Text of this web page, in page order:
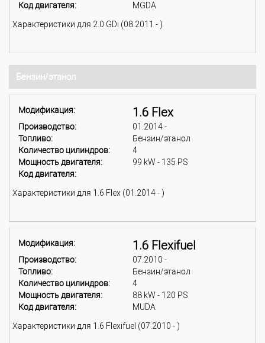
Код двигателя:
MGDA
Характеристики для 2.0 GDi (08.2011 - )
Бензин/этанол
Модификация: 1.6 Flex
Производство:
01.2014 -
Топливо:
Бензин/этанол
Количество цилиндров:
4
Мощность двигателя:
99 kW - 135 PS
Код двигателя:
Характеристики для 1.6 Flex (01.2014 - )
Модификация: 1.6 Flexifuel
Производство:
07.2010 -
Топливо:
Бензин/этанол
Количество цилиндров:
4
Мощность двигателя:
88 kW - 120 PS
Код двигателя:
MUDA
Характеристики для 1.6 Flexifuel (07.2010 - )